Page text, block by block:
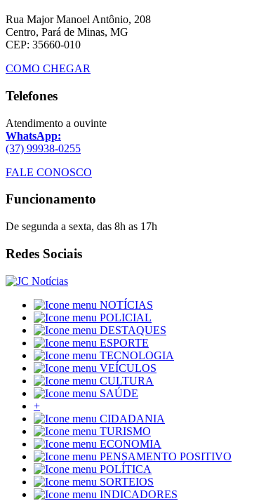
Rua Major Manoel Antônio, 208
Centro, Pará de Minas, MG
CEP: 35660-010
COMO CHEGAR
Telefones
Atendimento a ouvinte
WhatsApp:
(37) 99938-0255
FALE CONOSCO
Funcionamento
De segunda a sexta, das 8h as 17h
Redes Sociais
NOTÍCIAS
POLICIAL
DESTAQUES
ESPORTE
TECNOLOGIA
VEÍCULOS
CULTURA
SAÚDE
+
CIDADANIA
TURISMO
ECONOMIA
PENSAMENTO POSITIVO
POLÍTICA
SORTEIOS
INDICADORES